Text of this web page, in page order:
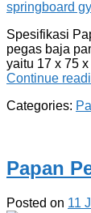
Spesifikasi
pegas baja
yaitu 17 x 75
Continue
Categories:
Papan
Posted on 11